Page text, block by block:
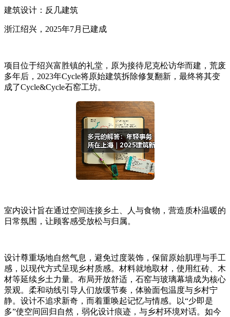
建筑设计：反几建筑
浙江绍兴，2025年7月已建成
项目位于绍兴富胜镇的礼堂，原为接待尼克松访华而建，荒废
多年后，2023年Cycle将原始建筑拆除修复翻新，最终将其变
成了Cycle&Cycle石窑工坊。
室内设计旨在通过空间连接乡土、人与食物，营造质朴温暖的
日常氛围，让顾客感受放松与归属。
设计尊重场地自然气息，避免过度装饰，保留原始肌理与手工
感，以现代方式呈现乡村质感。材料就地取材，使用红砖、木
材等延续乡土力量。布局开放舒适，石窑与玻璃幕墙成为核心
景观。柔和动线引导人们放缓节奏，体验面包温度与乡村宁
静。设计不追求新奇，而着重唤起记忆与情感。以“少即是
多”使空间回归自然，弱化设计痕迹，与乡村环境对话。如今